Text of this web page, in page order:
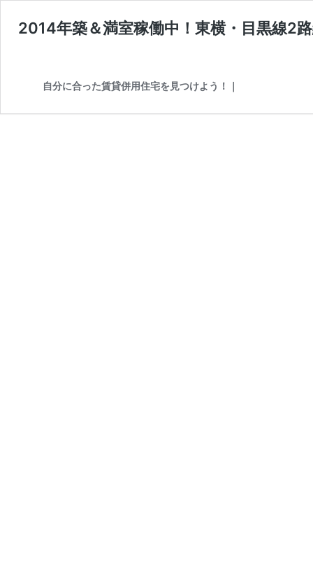
2014年築＆満室稼働中！東横・目黒線2
自分に合った賃貸併用住宅を見つけよう！｜